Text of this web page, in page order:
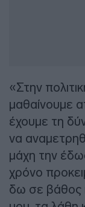
«Στην
μαθαίνουμε
έχουμε τη
να
μάχη την
χρόνο
δω σε βάθος